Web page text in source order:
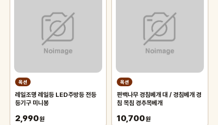
옥션
레일조명 레일등 LED주방등 전등
등기구 미니봉
2,990원
옥션
편백나무 경침베개 대 / 경침베개 경
침 목침 경추목베개
10,700원